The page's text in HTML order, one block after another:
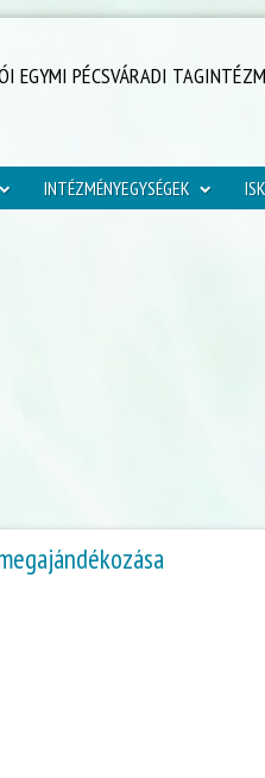
EGYMI PÉCSVÁRADI
INTÉZMÉNYEGYSÉGEK